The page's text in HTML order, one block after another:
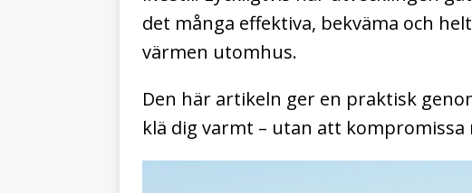
det många effektiva, bekväma och
värmen utomhus.
Den här artikeln ger en praktisk
klä dig varmt – utan att